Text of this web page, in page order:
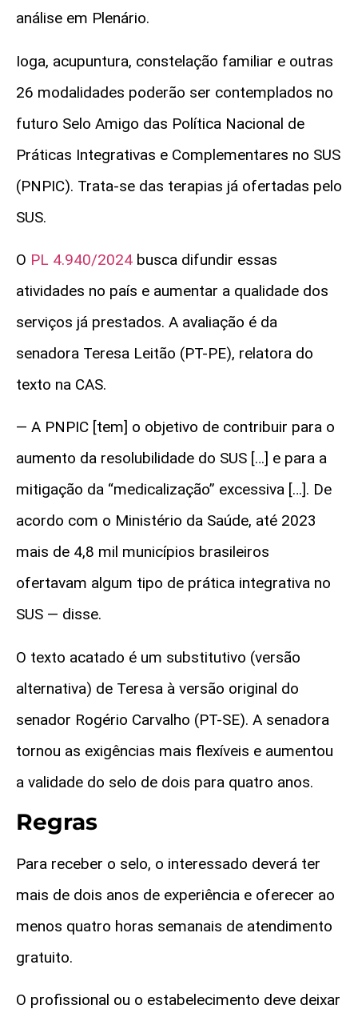
análise em Plenário.
Ioga, acupuntura, constelação familiar e outras
26 modalidades poderão ser contemplados no
futuro Selo Amigo das Política Nacional de
Práticas Integrativas e Complementares no SUS
(PNPIC). Trata-se das terapias já ofertadas pelo
SUS.
O PL 4.940/2024 busca difundir essas
atividades no país e aumentar a qualidade dos
serviços já prestados. A avaliação é da
senadora Teresa Leitão (PT-PE), relatora do
texto na CAS.
— A PNPIC [tem] o objetivo de contribuir para o
aumento da resolubilidade do SUS […] e para a
mitigação da “medicalização” excessiva […]. De
acordo com o Ministério da Saúde, até 2023
mais de 4,8 mil municípios brasileiros
ofertavam algum tipo de prática integrativa no
SUS — disse.
O texto acatado é um substitutivo (versão
alternativa) de Teresa à versão original do
senador Rogério Carvalho (PT-SE). A senadora
tornou as exigências mais flexíveis e aumentou
a validade do selo de dois para quatro anos.
Regras
Para receber o selo, o interessado deverá ter
mais de dois anos de experiência e oferecer ao
menos quatro horas semanais de atendimento
gratuito.
O profissional ou o estabelecimento deve deixar